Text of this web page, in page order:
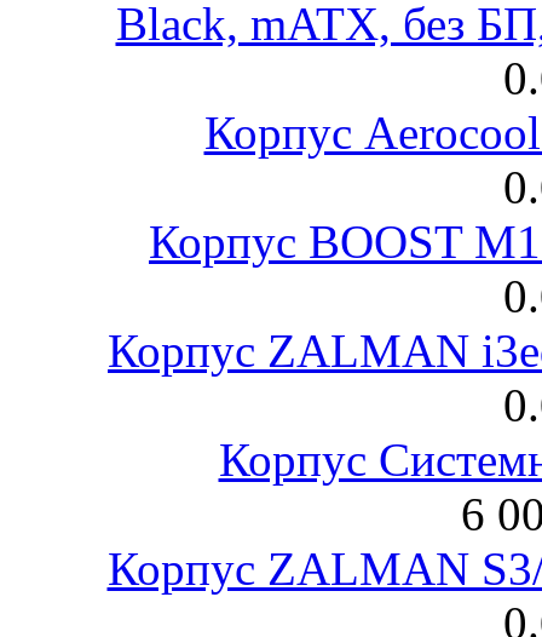
Black, mATX, без
Корпус
Корпус BOOST
Корпус ZALMAN
Корпус
6
Корпус ZALMAN